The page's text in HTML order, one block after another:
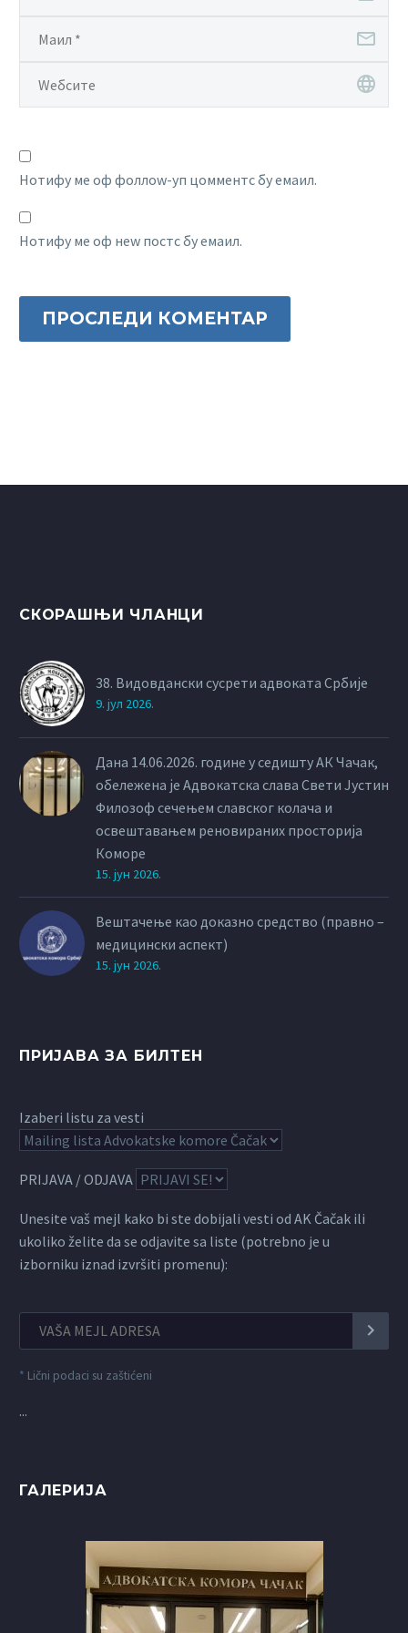
Нотифy ме оф фоллоw-уп цомментс бy емаил.
Нотифy ме оф неw постс бy емаил.
ПРОСЛЕДИ КОМЕНТАР
СКОРАШЊИ ЧЛАНЦИ
38. Видовдански сусрети адвоката Србије
9. јул 2026.
Дана 14.06.2026. године у седишту АК Чачак,
обележена је Адвокатска слава Свети Јустин
Филозоф сечењем славског колача и
освештавањем реновираних просторија
Коморе
15. јун 2026.
Вештачење као доказно средство (правно –
медицински аспект)
15. јун 2026.
ПРИЈАВА ЗА БИЛТЕН
Izaberi listu za vesti
PRIJAVA / ODJAVA
Unesite vaš mejl kako bi ste dobijali vesti od AK Čačak ili
ukoliko želite da se odjavite sa liste (potrebno je u
izborniku iznad izvršiti promenu):
* Lični podaci su zaštićeni
...
ГАЛЕРИЈА